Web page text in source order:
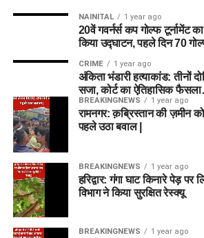
NAINITAL 1 year ago
20वें गवर्नर्स कप गोल्फ टूर्नामेंट
किया उद्घाटन, पहले दिन 70
CRIME 1 year ago
अंकिता भंडारी हत्याकांड: तीनों
सजा, कोर्ट का ऐतिहासिक
BREAKINGNEWS 1 year ago
रामनगर: क़ब्रिस्तान की ज़मीन
पहले उठा बवाल |
BREAKINGNEWS 1 year ago
हरिद्वार: गंगा घाट किनारे पेड़ पर
विभाग ने किया सुरक्षित रेस्क्यू
BREAKINGNEWS 1 year ago